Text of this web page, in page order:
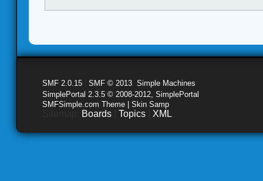
SMF 2.0.15 SMF © 2013 Simple Machines
SimplePortal 2.3.5 © 2008-2012, SimplePortal
SMFSimple.com Theme | Skin Samp
Boards Topics XML